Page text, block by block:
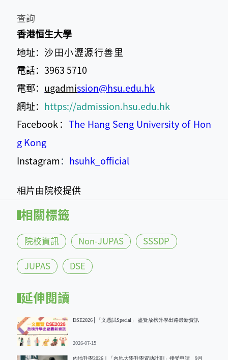
查詢
香港恒生大學
地址： 沙田小瀝源行善里
電話：3963 5710
電郵： ugadmission@hsu.edu.hk
網址：
https://admission.hsu.edu.hk
Facebook： The Hang Seng University of Hon
g Kong
Instagram ： hsuhk_official
相片由院校提供
相關標籤
院校資訊 Non-JUPAS SSSDP
JUPAS DSE
延伸閱讀
DSE2026│「文憑試Special」 盡覽放榜升學出路最新資訊
2026-07-15
內地升學2026｜「內地大學升學資助計劃」接受申請 9月